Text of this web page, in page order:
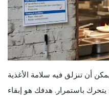
أن تنزلق فيه سلامة الأغذية
باستمرار. هدفك هو إبقاء